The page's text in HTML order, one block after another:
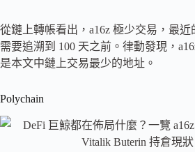
從鏈上轉帳看出，a16z 極少交易，最近
需要追溯到 100 天之前。律動發現，
是本文中鏈上交易最少的地址。
Polychain